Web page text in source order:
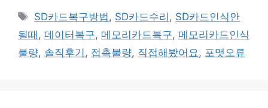
태
그
SD카드복구방법 , SD카드수리 , SD카드인식안
될때 , 데이터복구, 메모리카드복구, 메모리카드인식
불량, 솔직후기 , 접촉불량, 직접해봤어요 , 포맷오류